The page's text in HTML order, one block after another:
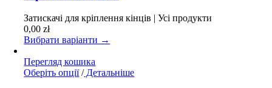
вибрати
сторінці
Затискачі для кріплення кінців | Усі продукти
0,00zł
Вибрати варіанти →
Перегляд кошика
Оберіть опції Цей
/Детальніше